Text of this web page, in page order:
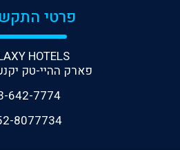
פרטי
HOTELS
פארק ההיי-טק
642-7774
8077734